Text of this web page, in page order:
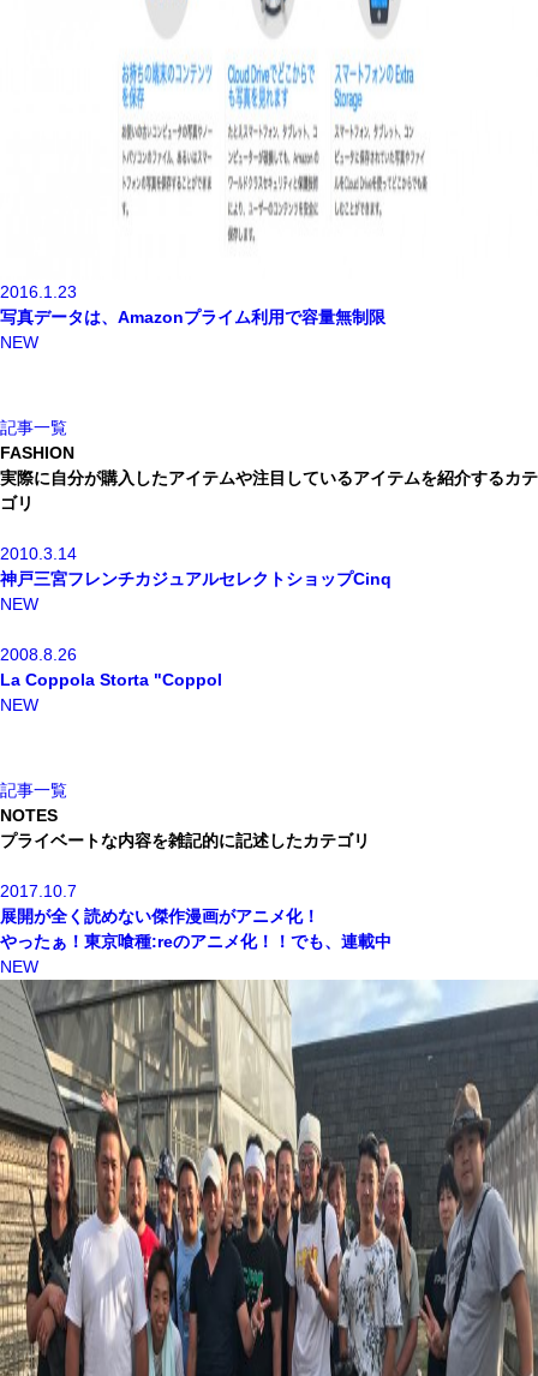
2016.1.23
写真データは、Amazonプライム利用で容量無制限
NEW
記事一覧
FASHION
実際に自分が購入したアイテムや注目しているアイテムを紹介するカテ
ゴリ
2010.3.14
神戸三宮フレンチカジュアルセレクトショップCinq
NEW
2008.8.26
La Coppola Storta "Coppol
NEW
記事一覧
NOTES
プライベートな内容を雑記的に記述したカテゴリ
2017.10.7
展開が全く読めない傑作漫画がアニメ化！
やったぁ！東京喰種:reのアニメ化！！でも、連載中
NEW